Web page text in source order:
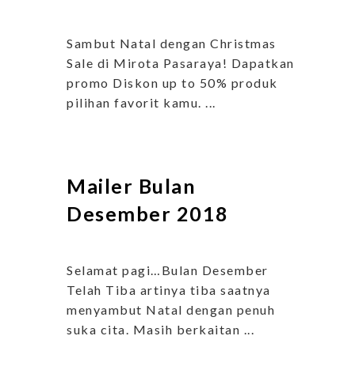
Sambut Natal dengan Christmas
Sale di Mirota Pasaraya! Dapatkan
promo Diskon up to 50% produk
pilihan favorit kamu. ...
Mailer Bulan
Desember 2018
Selamat pagi…Bulan Desember
Telah Tiba artinya tiba saatnya
menyambut Natal dengan penuh
suka cita. Masih berkaitan ...